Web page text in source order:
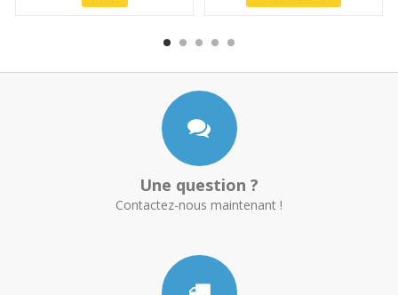
Une question ?
Contactez-nous maintenant !